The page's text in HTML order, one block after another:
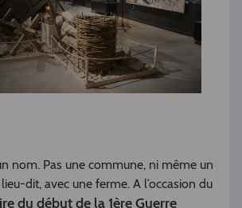
nom. Pas une commune, ni même un
lieu-dit, avec une ferme. A l’occasion du
du début de la 1ère Guerre